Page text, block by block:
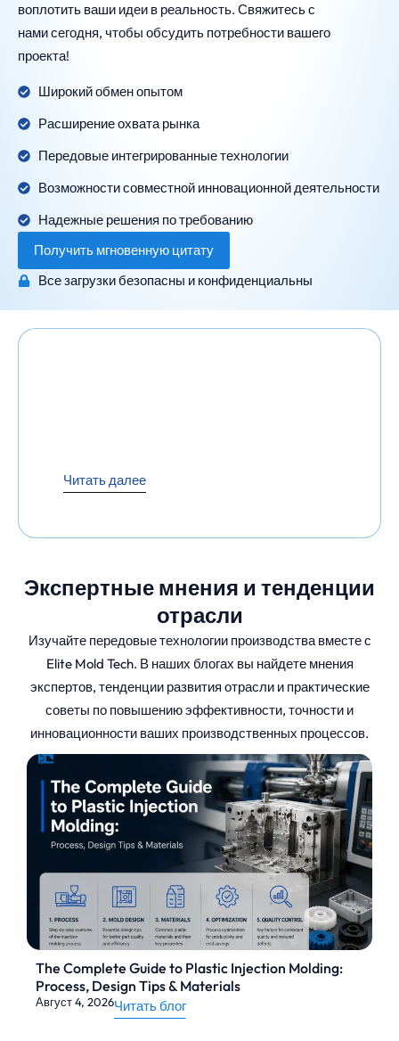
воплотить ваши идеи в реальность. Свяжитесь с
нами сегодня, чтобы обсудить потребности вашего
проекта!
Широкий обмен опытом
Расширение охвата рынка
Передовые интегрированные технологии
Возможности совместной инновационной деятельности
Надежные решения по требованию
Получить мгновенную цитату
Все загрузки безопасны и конфиденциальны
Читать далее
Экспертные мнения и тенденции
отрасли
Изучайте передовые технологии производства вместе с
Elite Mold Tech. В наших блогах вы найдете мнения
экспертов, тенденции развития отрасли и практические
советы по повышению эффективности, точности и
инновационности ваших производственных процессов.
The Complete Guide to Plastic Injection Molding:
Process, Design Tips & Materials
Август 4, 2026Читать блог